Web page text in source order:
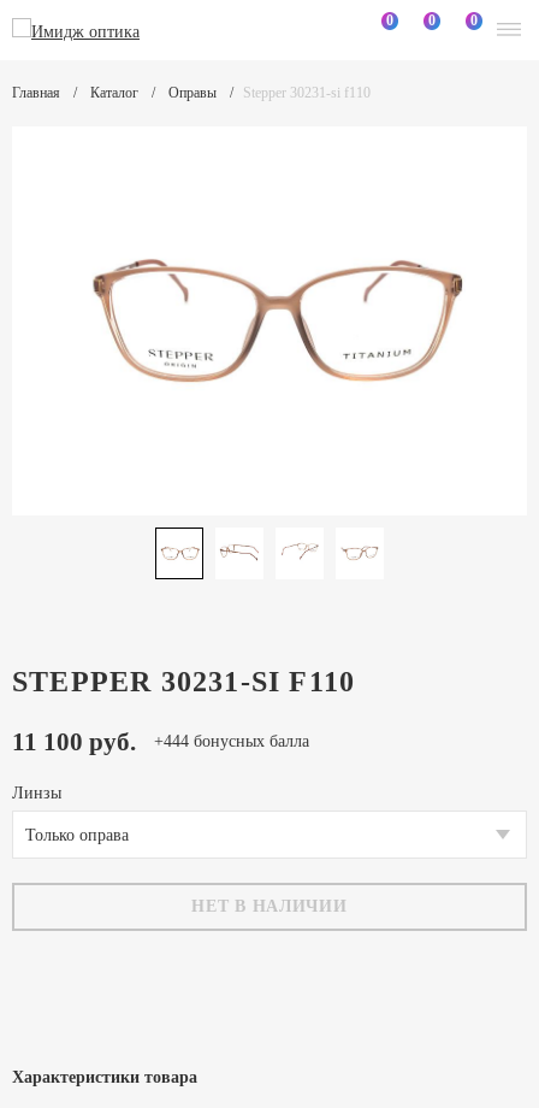
0 0 0
Главная Каталог Оправы Stepper 30231-si f110
STEPPER 30231-SI F110
11 100 руб. +444 бонусных балла
Линзы
Только оправа
НЕТ В НАЛИЧИИ
Характеристики товара